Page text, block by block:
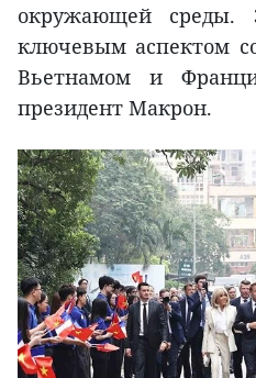
окружающей среды.
ключевым аспектом
Вьетнамом и
президент Макрон.